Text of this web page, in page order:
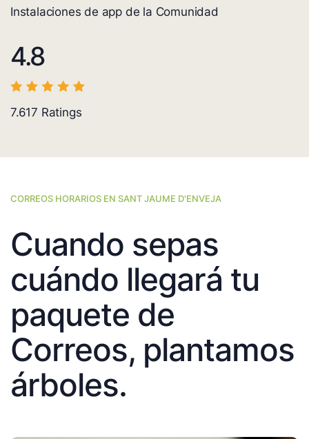
Instalaciones de app de la Comunidad
4.8
7.617 Ratings
CORREOS HORARIOS EN SANT JAUME D'ENVEJA
Cuando sepas
cuándo llegará tu
paquete de
Correos, plantamos
árboles.